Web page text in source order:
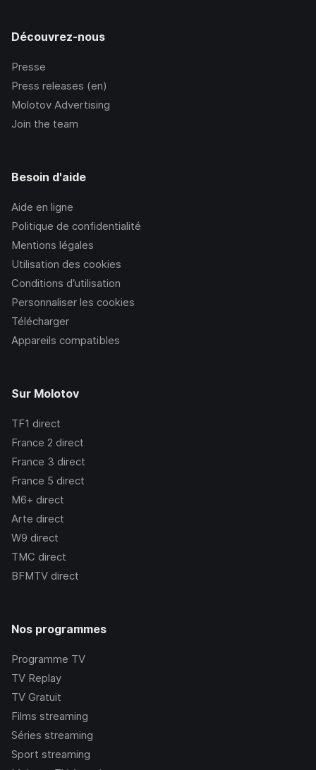
Découvrez-nous
Presse
Press releases (en)
Molotov Advertising
Join the team
Besoin d'aide
Aide en ligne
Politique de confidentialité
Mentions légales
Utilisation des cookies
Conditions d’utilisation
Personnaliser les cookies
Télécharger
Appareils compatibles
Sur Molotov
TF1 direct
France 2 direct
France 3 direct
France 5 direct
M6+ direct
Arte direct
W9 direct
TMC direct
BFMTV direct
Nos programmes
Programme TV
TV Replay
TV Gratuit
Films streaming
Séries streaming
Sport streaming